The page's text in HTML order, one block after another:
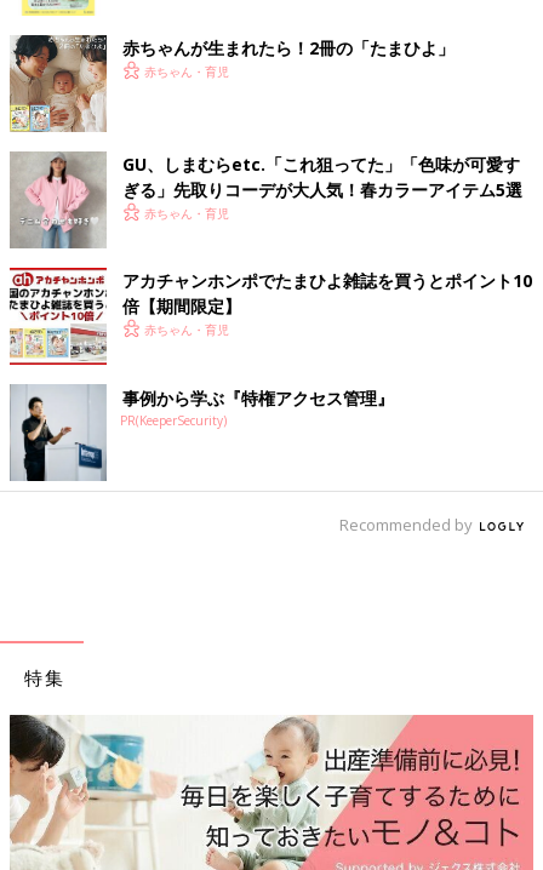
に作れます！＜キャベツのペースト＞裏ごしす
ることで口のあたりがふわっとします。
方・レシピ 離乳食初期 5～6ヶ月ごろ
5,6ヶ月ごろから使える、魚、肉、豆腐などタ
ンパク質を含む食材を使った、体をつくるタン
パク質のレシピをご紹介。しらす干しとにんじ
白身魚とさつまいものとろあえ 作り
方・レシピ 離乳食初期 5～6ヶ月ごろ
パク質のレシピをご紹介。白身魚とさつまいも
のとろあえ
離乳食初期 5～6ヶ月ごろ ごっくん期 の離乳食レシピをもっとみ
る
赤ちゃんが生まれたら！2冊の「たまひよ」
赤ちゃん・育児
GU、しまむらetc.「これ狙ってた」「色味が可愛す
ぎる」先取りコーデが大人気！春カラーアイテム5選
赤ちゃん・育児
アカチャンホンポでたまひよ雑誌を買うとポイント10
倍【期間限定】
赤ちゃん・育児
事例から学ぶ『特権アクセス管理』
PR(KeeperSecurity)
Recommended by
特集